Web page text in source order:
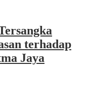
terhadap
Jaya